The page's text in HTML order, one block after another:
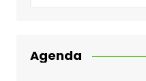
Agenda